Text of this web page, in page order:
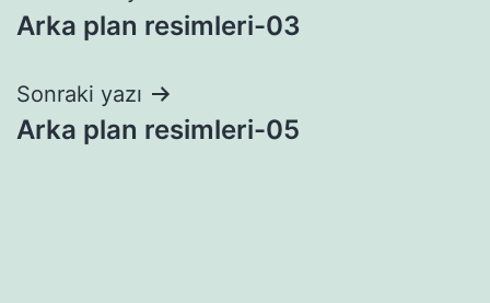
gezinmesi
Arka plan resimleri-03
Sonraki yazı
Arka plan resimleri-05